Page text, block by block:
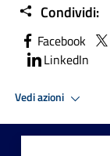
Condividi:
Facebook
LinkedIn
Vedi azioni